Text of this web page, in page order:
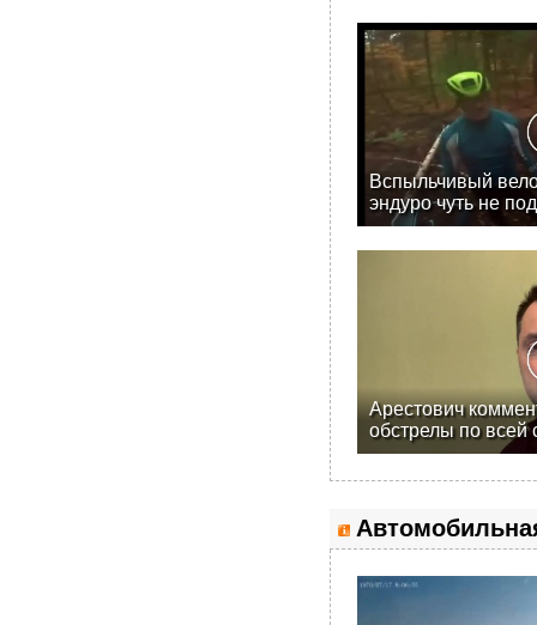
Вспыльчивый
эндуро чуть не
Арестович
обстрелы по всей